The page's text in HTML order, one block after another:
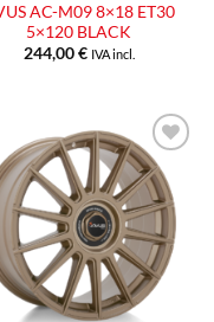
AC-M09 8×18 ET30
5×120 BLACK
244,00€ IVA incl.
Aggiungi
alla lista
dei
desideri